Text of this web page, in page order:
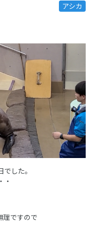
アシカ
した。
・
理ですので